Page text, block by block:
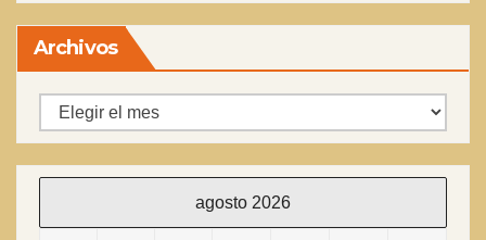
Archivos
Archivos
agosto 2026